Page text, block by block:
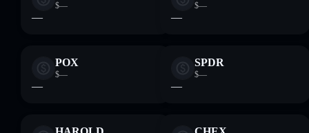
$—
—
$—
—
POX
$—
—
SPDR
$—
—